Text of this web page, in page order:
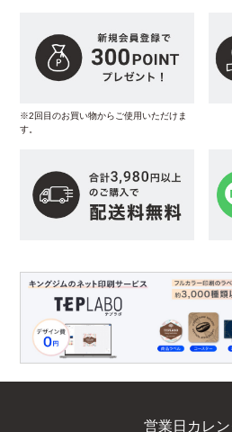
※2回目のお買い物からご使用いただけま
す。
営業日カレ